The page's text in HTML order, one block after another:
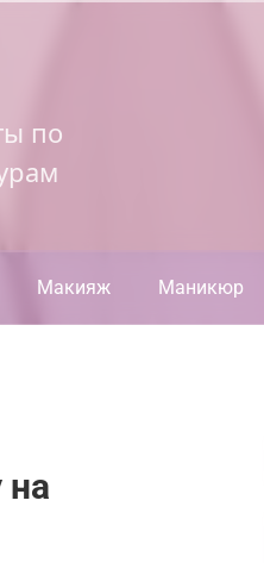
по
Макияж Маникюр